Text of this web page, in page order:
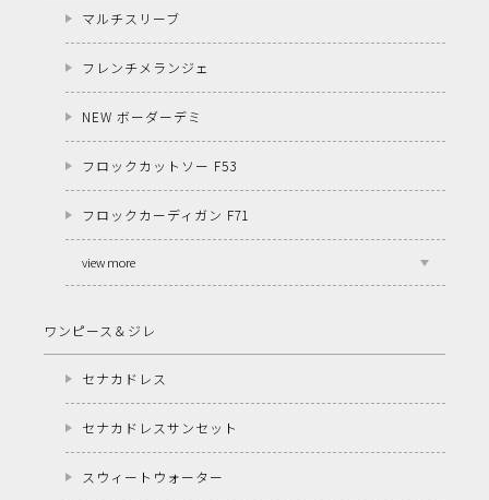
マルチスリーブ
フレンチメランジェ
NEW ボーダーデミ
フロックカットソー F53
フロックカーディガン F71
view more
ワンピース＆ジレ
セナカドレス
セナカドレスサンセット
スウィートウォーター